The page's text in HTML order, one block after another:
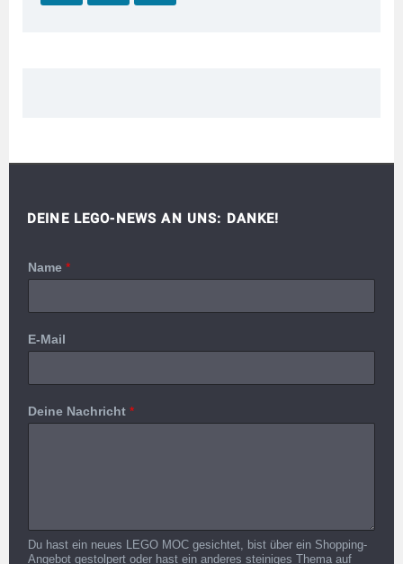
DEINE LEGO-NEWS AN UNS: DANKE!
Name *
E-Mail
Deine Nachricht *
Du hast ein neues LEGO MOC gesichtet, bist über ein Shopping-
Angebot gestolpert oder hast ein anderes steiniges Thema auf